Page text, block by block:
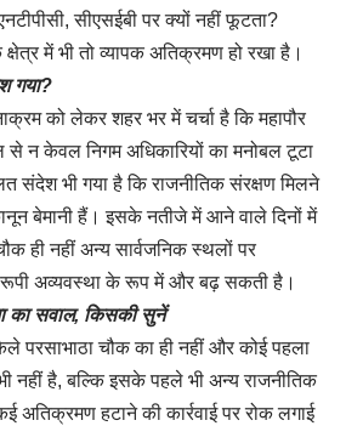
सीएसईबी पर क्यों नहीं फूटता?
में भी तो व्यापक अतिक्रमण हो रखा है।
गया?
को लेकर शहर भर में चर्चा है कि महापौर
न केवल निगम अधिकारियों का मनोबल टूटा
संदेश भी गया है कि राजनीतिक संरक्षण मिलने
बेमानी हैं। इसके नतीजे में आने वाले दिनों में
ही नहीं अन्य सार्वजनिक स्थलों पर
अव्यवस्था के रूप में और बढ़ सकती है।
का सवाल, किसकी सुनें
परसाभाठा चौक का ही नहीं और कोई पहला
नहीं है, बल्कि इसके पहले भी अन्य राजनीतिक
अतिक्रमण हटाने की कार्रवाई पर रोक लगाई